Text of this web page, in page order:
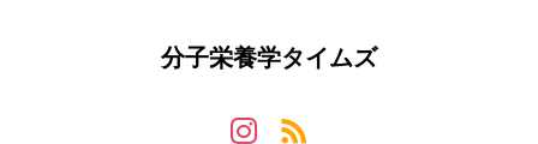
分子栄養学タイムズ